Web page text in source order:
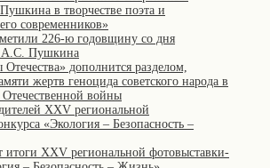
в творчестве поэта и
современников»
226-ю годовщину со дня
А.С. Пушкина
дополнится разделом,
жертв геноцида советского народа в
войны
XXV региональной
«Экология – Безопасность –
итоги XXV региональной фотовыставки-